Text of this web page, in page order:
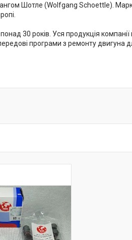
Шотле (Wolfgang Schoettle).
30 років. Уся продукція компанії
програми з ремонту двигуна